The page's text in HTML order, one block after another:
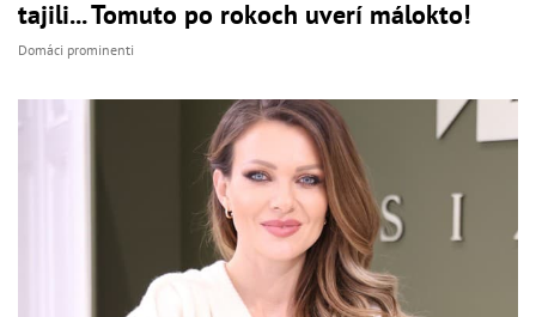
tajili... Tomuto po rokoch uverí málokto!
Domáci prominenti